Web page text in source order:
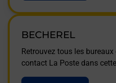
BECHEREL
Retrouvez tous les
contact La Poste dans